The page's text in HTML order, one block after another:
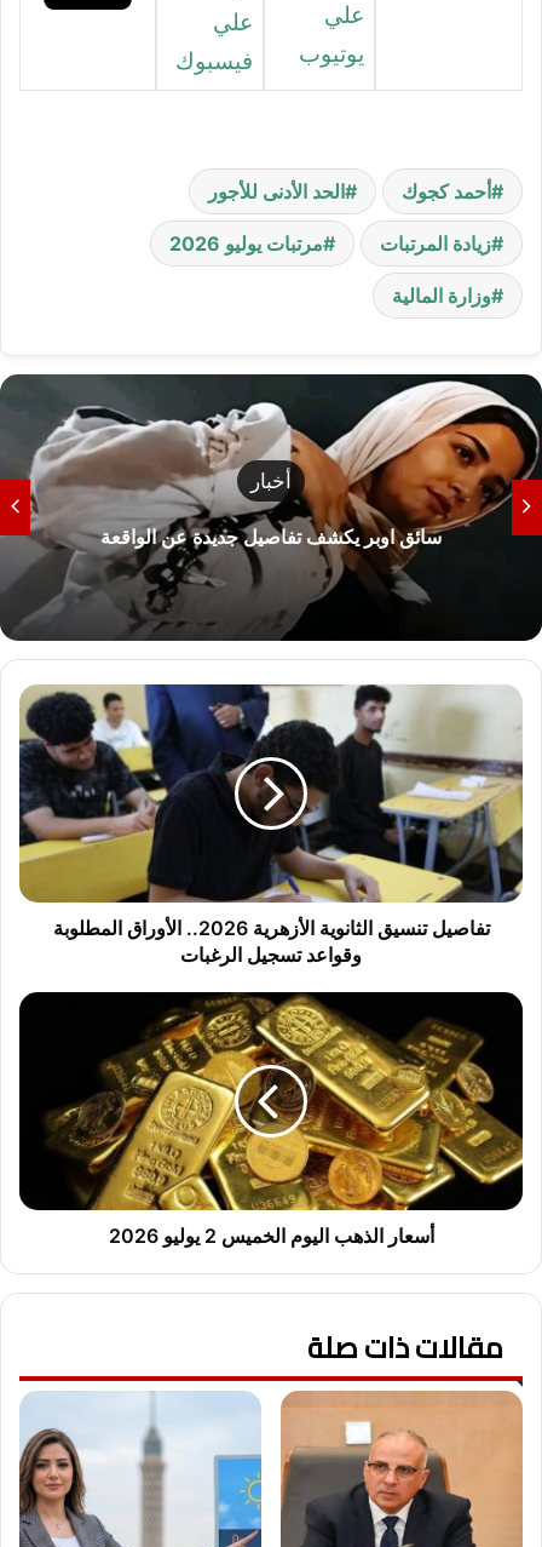
علي
يوتيوب
علي
فيسبوك
أحمد كجوك الحد الأدنى للأجور
زيادة المرتبات مرتبات يوليو 2026
وزارة المالية
أخبار
سائق اوبر يكشف تفاصيل جديدة عن الواقعة
ت
ف
ص
ي
ل
ت
ن
س
ل
ي
ة
ل
ه
2
0
تفاصيل تنسيق الثانوية الأزهرية 2026.. الأوراق المطلوبة
وقواعد تسجيل الرغبات
أ
ا
ل
ه
ا
ل
أسعار الذهب اليوم الخميس 2 يوليو 2026
مقالات ذات صلة